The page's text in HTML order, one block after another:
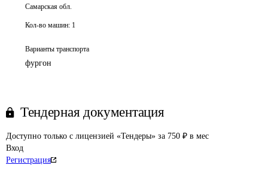
Самарская обл.
Кол-во машин: 1
Варианты транспорта
фургон
Тендерная документация
Доступно только с лицензией «Тендеры» за 750 ₽ в мес
Вход
Регистрация